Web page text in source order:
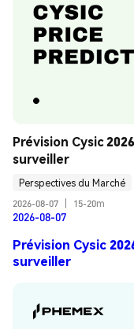
Prévision Cysic
surveiller
Perspectives du Marché
2026-08-07
15-20m
2026-08-07
Prévision Cysic
surveiller